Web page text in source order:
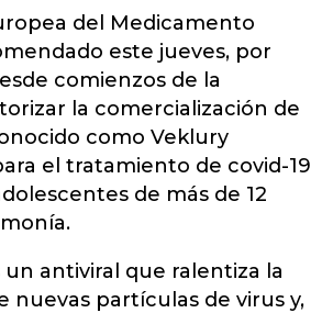
del Medicamento
este jueves, por
comienzos de la
la comercialización de
como Veklury
el tratamiento de covid-19
de más de 12
un antiviral que ralentiza la
nuevas partículas de virus y,